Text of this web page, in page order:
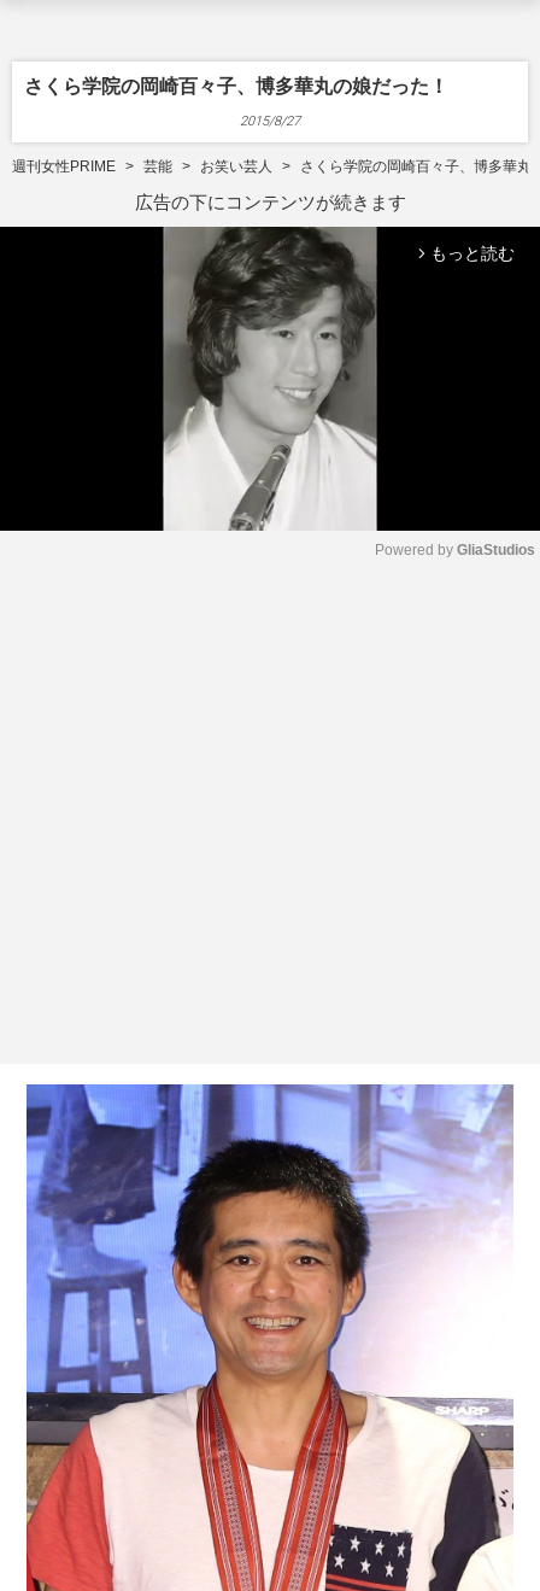
さくら学院の岡崎百々子、博多華丸の娘だった！
2015/8/27
週刊女性PRIME 芸能 お笑い芸人 さくら学院の岡崎百々子、博多華丸
広告の下にコンテンツが続きます
arrow_forward_ios もっと読む
Powered by GliaStudios